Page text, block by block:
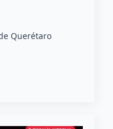
Querétaro